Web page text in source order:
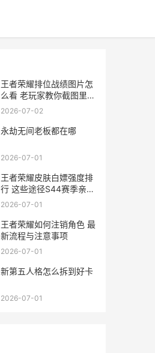
王者荣耀排位战绩图片怎
么看 老玩家教你截图里的
隐藏信息
2026-07-02
永劫无间老板都在哪
2026-07-01
王者荣耀皮肤白嫖强度排
行 这些途径S44赛季亲测
最欧
2026-07-01
王者荣耀如何注销角色 最
新流程与注意事项
2026-07-01
新第五人格怎么拆到好卡
2026-07-01